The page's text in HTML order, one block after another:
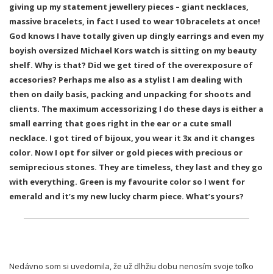
giving up my statement jewellery pieces – giant necklaces,
massive bracelets, in fact I used to wear 10 bracelets at once!
God knows I have totally given up dingly earrings and even my
boyish oversized Michael Kors watch is sitting on my beauty
shelf. Why is that? Did we get tired of the overexposure of
accesories? Perhaps me also as a stylist I am dealing with
then on daily basis, packing and unpacking for shoots and
clients. The maximum accessorizing I do these days is either a
small earring that goes right in the ear or a cute small
necklace. I got tired of bijoux, you wear it 3x and it changes
color. Now I opt for silver or gold pieces with precious or
semiprecious stones. They are timeless, they last and they go
with everything. Green is my favourite color so I went for
emerald and it’s my new lucky charm piece. What’s yours?
Nedávno som si uvedomila, že už dlhžiu dobu nenosím svoje toľko